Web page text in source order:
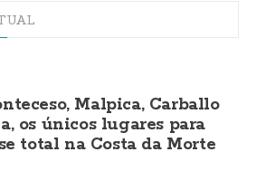
Malpica, Carballo
os únicos lugares para
total na Costa da Morte